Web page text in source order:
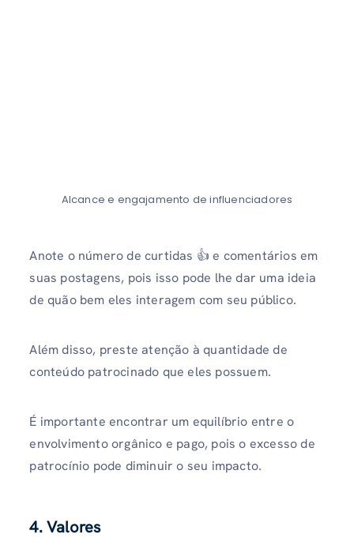
Alcance e engajamento de influenciadores
Anote o número de curtidas 👍 e comentários em
suas postagens, pois isso pode lhe dar uma ideia
de quão bem eles interagem com seu público.
Além disso, preste atenção à quantidade de
conteúdo patrocinado que eles possuem.
É importante encontrar um equilíbrio entre o
envolvimento orgânico e pago, pois o excesso de
patrocínio pode diminuir o seu impacto.
4. Valores